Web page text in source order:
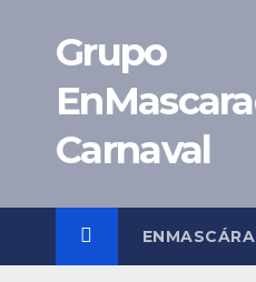
contenido
Grupo
Carnaval